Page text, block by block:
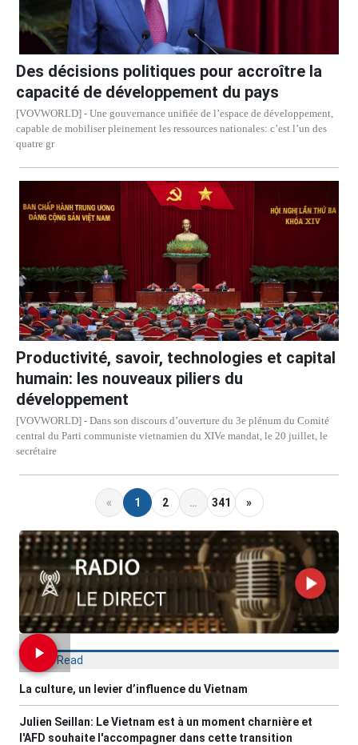
Des décisions politiques pour accroître la
capacité de développement du pays
[VOVWORLD] - Une gouvernance unifiée de l’espace de développement,
capable de mobiliser pleinement les ressources nationales: c’est l’un des
quatre gr
Productivité, savoir, technologies et capital
humain: les nouveaux piliers du
développement
[VOVWORLD] - Dans son discours d’ouverture du 3e plénum du Comité
central du Parti communiste vietnamien du XIVe mandat, le 20 juillet, le
secrétaire
« 1 2 … 341 »
Most Read
La culture, un levier d’influence du Vietnam
Julien Seillan: Le Vietnam est à un moment charnière et
l'AFD souhaite l'accompagner dans cette transition